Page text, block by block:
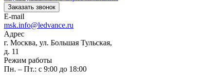
Заказать звонок
E-mail
msk.info@ledvance.ru
Адрес
г. Москва, ул. Большая Тульская,
д. 11
Режим работы
Пн. – Пт.: с 9:00 до 18:00